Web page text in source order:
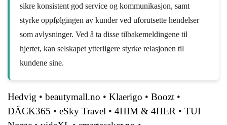
sikre konsistent god service og kommunikasjon, samt
styrke oppfølgingen av kunder ved uforutsette hendelser
som avlysninger. Ved å ta disse tilbakemeldingene til
hjertet, kan selskapet ytterligere styrke relasjonen til
kundene sine.
Hedvig • beautymall.no • Klaerigo • Boozt •
DÄCK365 • eSky Travel • 4HIM & 4HER • TUI